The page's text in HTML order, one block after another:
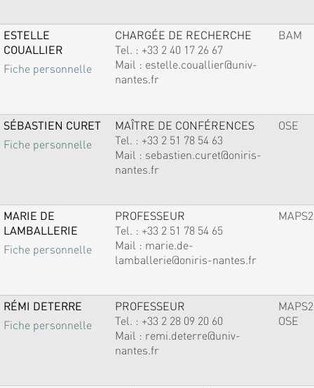
ESTELLE
COUALLIER
Fiche personnelle
CHARGÉE DE RECHERCHE
Tel. : +33 2 40 17 26 67
Mail : estelle.couallier@univ-
nantes.fr
BAM
SÉBASTIEN CURET
Fiche personnelle
MAÎTRE DE CONFÉRENCES
Tel. : +33 2 51 78 54 63
Mail : sebastien.curet@oniris-
nantes.fr
OSE
MARIE DE
LAMBALLERIE
Fiche personnelle
PROFESSEUR
Tel. : +33 2 51 78 54 65
Mail : marie.de-
lamballerie@oniris-nantes.fr
MAPS2
RÉMI DETERRE
Fiche personnelle
PROFESSEUR
Tel. : +33 2 28 09 20 60
Mail : remi.deterre@univ-
nantes.fr
MAPS2
OSE